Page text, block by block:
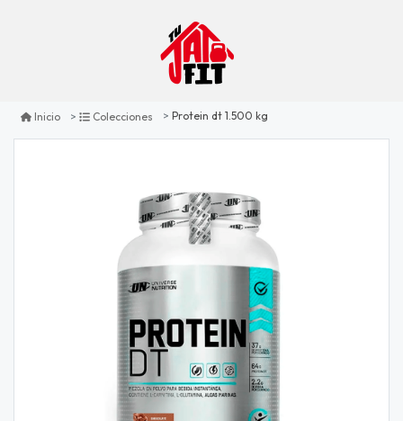
Inicio Colecciones Protein dt 1.500 kg